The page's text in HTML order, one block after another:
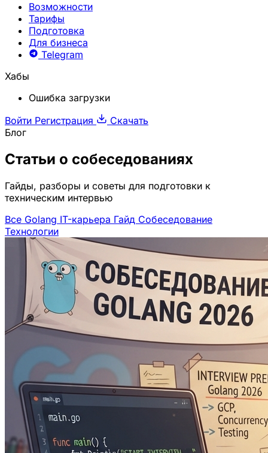
Возможности
Тарифы
Подготовка
Для бизнеса
Telegram
Хабы
Ошибка загрузки
Войти Регистрация
Скачать
Блог
Статьи о собеседованиях
Гайды, разборы и советы для подготовки к
техническим интервью
Все Golang IT-карьера Гайд Собеседование
Технологии